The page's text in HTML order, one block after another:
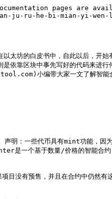
pages are
ju-ru-he-bi-mian-yi-
皮书中，自此以后，开始有
依靠区块中事先写好的代码来进
小编带大家一文了解智能
明：一些代币具有mint功能，因
是一个基于数量/价格的智能合约
没有预售，并且在合约中仍然有